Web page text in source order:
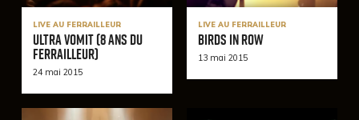
LIVE AU FERRAILLEUR
Ultra Vomit (8 ans du
Ferrailleur)
24 mai 2015
LIVE AU FERRAILLEUR
Birds In Row
13 mai 2015